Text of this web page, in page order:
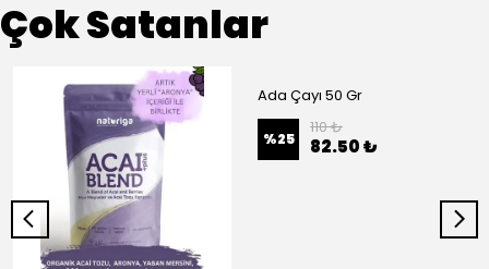
Çok Satanlar
Ada Çayı 50 Gr
%25
110 ₺
82.50 ₺